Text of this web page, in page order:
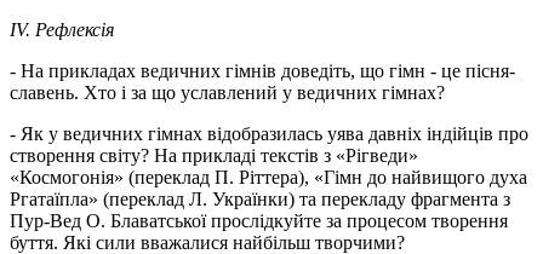
IV. Рефлексія
- На прикладах ведичних гімнів доведіть, що гімн - це пісня-
славень. Хто і за що уславлений у ведичних гімнах?
- Як у ведичних гімнах відобразилась уява давніх індійців про
створення світу? На прикладі текстів з «Рігведи»
«Космогонія» (переклад П. Ріттера), «Гімн до найвищого духа
Ргатаїпла» (переклад Л. Українки) та перекладу фрагмента з
Пур-Вед О. Блаватської прослідкуйте за процесом творення
буття. Які сили вважалися найбільш творчими?